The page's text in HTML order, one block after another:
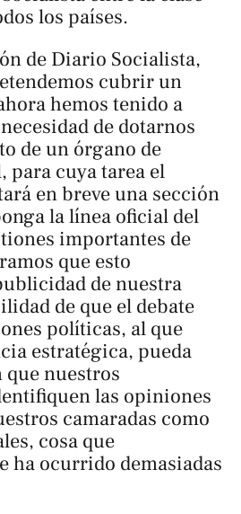
los países.
de Diario Socialista,
cubrir un
hemos tenido a
de dotarnos
de un órgano de
para cuya tarea el
en breve una sección
la línea oficial del
importantes de
que esto
de nuestra
de que el debate
políticas, al que
estratégica, pueda
nuestros
las opiniones
camaradas como
cosa que
ha ocurrido demasiadas